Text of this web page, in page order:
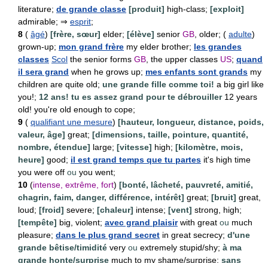
literature; de grande classe [produit] high-class; [exploit]
admirable; ⇒ esprit;
8 ( âgé) [frère, sœur] elder; [élève] senior GB , older; ( adulte)
grown-up; mon grand frère my elder brother; les grandes
classes Scol the senior forms GB , the upper classes US; quand
il sera grand when he grows up; mes enfants sont grands my
children are quite old; une grande fille comme toi! a big girl like
you!; 12 ans! tu es assez grand pour te débrouiller12 years
old! you're old enough to cope;
9 ( qualifiant une mesure) [hauteur, longueur, distance, poids,
valeur, âge] great; [dimensions, taille, pointure, quantité,
nombre, étendue] large; [vitesse] high; [kilomètre, mois,
heure] good; il est grand temps que tu partes it's high time
you were off ou you went;
10 (intense, extrême, fort) [bonté, lâcheté, pauvreté, amitié,
chagrin, faim, danger, différence, intérêt] great; [bruit] great,
loud; [froid] severe; [chaleur] intense; [vent] strong, high;
[tempête] big, violent; avec grand plaisirwith great ou much
pleasure; dans le plus grand secret in great secrecy; d'une
grande bêtise/timidité very ou extremely stupid/shy; à ma
grande honte/surprise much to my shame/surprise; sans